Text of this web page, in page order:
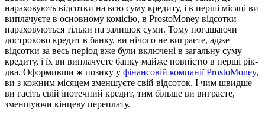
нараховують відсотки на всю суму кредиту, і в перші місяці ви
виплачуєте в основному комісію, в ProstoMoney відсотки
нараховуються тільки на залишок суми. Тому погашаючи
достроково кредит в банку, ви нічого не виграєте, адже
відсотки за весь період вже були включені в загальну суму
кредиту, і їх ви виплачуєте банку майже повністю в перші рік-
два. Оформивши ж позику у фінансовій компанії ProstoMoney,
ви з кожним місяцем зменшуєте свій відсоток. І чим швидше
ви гасіть свій іпотечний кредит, тим більше ви виграєте,
зменшуючи кінцеву переплату.